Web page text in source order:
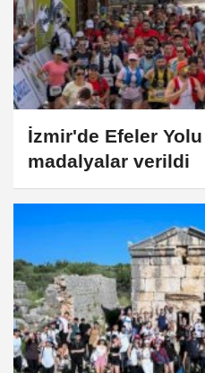
İzmir'de Efeler Yolu
madalyalar verildi